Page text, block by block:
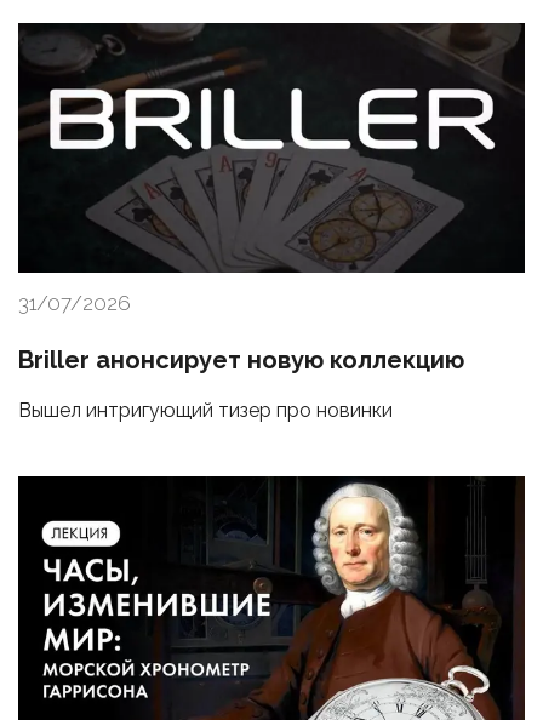
31/07/2026
Briller анонсирует новую коллекцию
Вышел интригующий тизер про новинки